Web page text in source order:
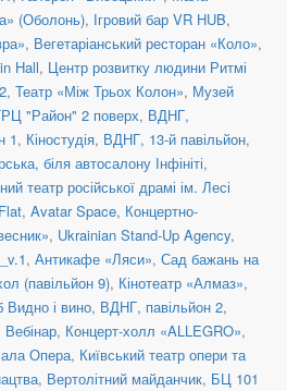
(Оболонь), Ігровий бар VR HUB,
, Вегетаріанський ресторан «Коло»,
Hall, Центр розвитку людини Ритмі
, Театр «Між Трьох Колон», Музей
"Район" 2 поверх, ВДНГ,
1, Кіностудія, ВДНГ, 13-й павільйон,
біля автосалону Інфініті,
театр російської драмі ім. Лесі
, Avatar Space, Концертно-
, Ukrainian Stand-Up Agency,
, Антикафе «Ляси», Сад бажань на
(павільйон 9), Кінотеатр «Алмаз»,
Видно і вино, ВДНГ, павільйон 2,
Вебінар, Концерт-холл «ALLEGRO»,
Опера, Київський театр опери та
, Вертолітний майданчик, БЦ 101